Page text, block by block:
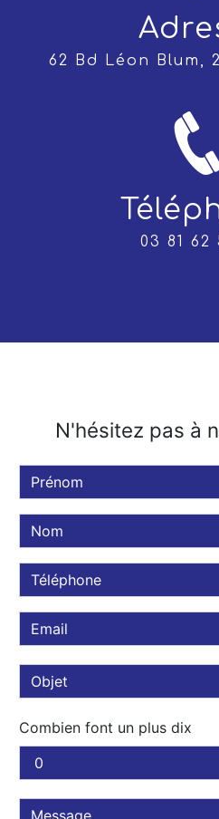
62 Bd Léon Blum,
03 81
N'hésitez pas à
Combien font un plus dix